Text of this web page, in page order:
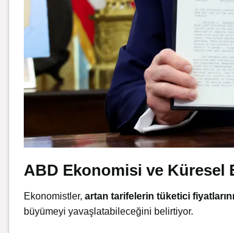
ABD Ekonomisi ve Küresel
Ekonomistler, artan tarifelerin tüketici
büyümeyi yavaşlatabileceğini belirtiyor.